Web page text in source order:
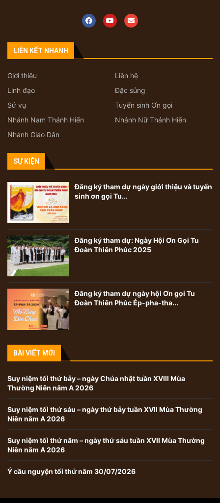
LIÊN KẾT NHANH
Giới thiệu
Liên hệ
Linh đạo
Đặc sủng
Sứ vụ
Tuyển sinh Ơn gọi
Nhánh Nam Thánh Hiến
Nhánh Nữ Thánh Hiến
Nhánh Giáo Dân
SỰ KIỆN
Đăng ký tham dự ngày giới thiệu và tuyển
sinh ơn gọi Tu...
Đăng ký tham dự: Ngày Hội Ơn Gọi Tu
Đoàn Thiên Phúc 2025
Đăng ký tham dự ngày hội Ơn gọi Tu
Đoàn Thiên Phúc Ép-pha-tha...
BÀI VIẾT MỚI
Suy niệm tối thứ bảy – ngày Chúa nhật tuần XVIII Mùa
Thường Niên năm A 2026
Suy niệm tối thứ sáu – ngày thứ bảy tuần XVII Mùa Thường
Niên năm A 2026
Suy niệm tối thứ năm – ngày thứ sáu tuần XVII Mùa Thường
Niên năm A 2026
Ý cầu nguyện tối thứ năm 30/07/2026